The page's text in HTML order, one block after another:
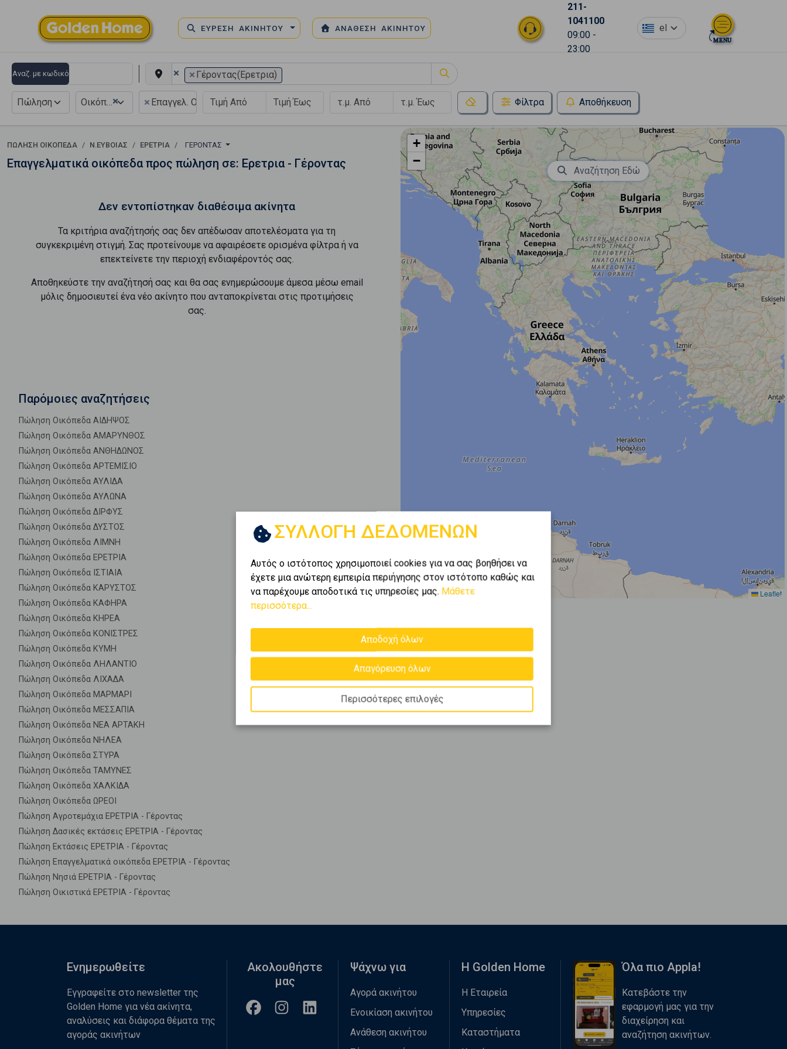
ΕΥΡΕΣΗ ΑΚΙΝΗΤΟΥ ΑΝΑΘΕΣΗ ΑΚΙΝΗΤΟΥ
211-
1041100
09:00 -
23:00
el
Αναζ. με κωδικό × × Γέροντας(Ερετρια)
Πώληση ×
Οικόπεδο × Επαγγελ. Οικόπεδο Φίλτρα Αποθήκευση
ΠΏΛΗΣΗ ΟΙΚΌΠΕΔΑ Ν.ΕΥΒΟΙΑΣ ΕΡΕΤΡΙΑ ΓΈΡΟΝΤΑΣ
Επαγγελματικά οικόπεδα προς πώληση σε: Ερετρια - Γέροντας
Δεν εντοπίστηκαν διαθέσιμα ακίνητα
Τα κριτήρια αναζήτησής σας δεν απέδωσαν αποτελέσματα για τη
συγκεκριμένη στιγμή. Σας προτείνουμε να αφαιρέσετε ορισμένα φίλτρα ή να
επεκτείνετε την περιοχή ενδιαφέροντός σας.
Αποθηκεύστε την αναζήτησή σας και θα σας ενημερώσουμε άμεσα μέσω email
μόλις δημοσιευτεί ένα νέο ακίνητο που ανταποκρίνεται στις προτιμήσεις
σας.
Παρόμοιες αναζητήσεις
Πώληση Οικόπεδα ΑΙΔΗΨΟΣ
Πώληση Οικόπεδα ΑΜΑΡΥΝΘΟΣ
Πώληση Οικόπεδα ΑΝΘΗΔΩΝΟΣ
Πώληση Οικόπεδα ΑΡΤΕΜΙΣΙΟ
Πώληση Οικόπεδα ΑΥΛΙΔΑ
Πώληση Οικόπεδα ΑΥΛΩΝΑ
Πώληση Οικόπεδα ΔΙΡΦΥΣ
Πώληση Οικόπεδα ΔΥΣΤΟΣ
Πώληση Οικόπεδα ΛΙΜΝΗ
Πώληση Οικόπεδα ΕΡΕΤΡΙΑ
Πώληση Οικόπεδα ΙΣΤΙΑΙΑ
Πώληση Οικόπεδα ΚΑΡΥΣΤΟΣ
Πώληση Οικόπεδα ΚΑΦΗΡΑ
Πώληση Οικόπεδα ΚΗΡΕΑ
Πώληση Οικόπεδα ΚΟΝΙΣΤΡΕΣ
Πώληση Οικόπεδα ΚΥΜΗ
Πώληση Οικόπεδα ΛΗΛΑΝΤΙΟ
Πώληση Οικόπεδα ΛΙΧΑΔΑ
Πώληση Οικόπεδα ΜΑΡΜΑΡΙ
Πώληση Οικόπεδα ΜΕΣΣΑΠΙΑ
Πώληση Οικόπεδα ΝΕΑ ΑΡΤΑΚΗ
Πώληση Οικόπεδα ΝΗΛΕΑ
Πώληση Οικόπεδα ΣΤΥΡΑ
Πώληση Οικόπεδα ΤΑΜΥΝΕΣ
Πώληση Οικόπεδα ΧΑΛΚΙΔΑ
Πώληση Οικόπεδα ΩΡΕΟΙ
Πώληση Αγροτεμάχια ΕΡΕΤΡΙΑ - Γέροντας
Πώληση Δασικές εκτάσεις ΕΡΕΤΡΙΑ - Γέροντας
Πώληση Εκτάσεις ΕΡΕΤΡΙΑ - Γέροντας
Πώληση Επαγγελματικά οικόπεδα ΕΡΕΤΡΙΑ - Γέροντας
Πώληση Νησιά ΕΡΕΤΡΙΑ - Γέροντας
Πώληση Οικιστικά ΕΡΕΤΡΙΑ - Γέροντας
+
−
Leaflet
Αναζήτηση Εδώ
ΣΥΛΛΟΓΗ ΔΕΔΟΜΕΝΩΝ
Αυτός ο ιστότοπος χρησιμοποιεί cookies για να σας βοηθήσει να
έχετε μια ανώτερη εμπειρία περιήγησης στον ιστότοπο καθώς και
να παρέχουμε αποδοτικά τις υπηρεσίες μας. Μάθετε
περισσότερα...
Αποδοχή όλων
Απαγόρευση όλων
Περισσότερες επιλογές
Ενημερωθείτε
Εγγραφείτε στο newsletter της
Golden Home για νέα ακίνητα,
αναλύσεις και διάφορα θέματα της
αγοράς ακινήτων
Ακολουθήστε
μας
Ψάχνω για
Αγορά ακινήτου
Ενοικίαση ακινήτου
Ανάθεση ακινήτου
Η Golden Home
Η Εταιρεία
Υπηρεσίες
Καταστήματα
Όλα πιο Appla!
Κατεβάστε την
εφαρμογή μας για την
διαχείρηση και
αναζήτηση ακινήτων.